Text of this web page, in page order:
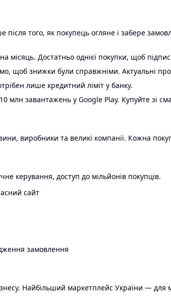
того, як покупець огляне і забере
місяць. Достатньо однієї покупки, щоб
щоб знижки були справжніми. Актуальні
лише кредитний ліміт у банку.
млн завантажень у Google Play. Купуйте зі
виробники та великі компанії. Кожна
керування, доступ до мільйонів покупців.
сайт
замовлення
Найбільший маркетплейс України — для